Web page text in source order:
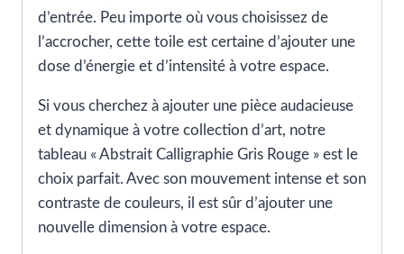
d’entrée. Peu importe où vous choisissez de
l’accrocher, cette toile est certaine d’ajouter une
dose d’énergie et d’intensité à votre espace.
Si vous cherchez à ajouter une pièce audacieuse
et dynamique à votre collection d’art, notre
tableau « Abstrait Calligraphie Gris Rouge » est le
choix parfait. Avec son mouvement intense et son
contraste de couleurs, il est sûr d’ajouter une
nouvelle dimension à votre espace.